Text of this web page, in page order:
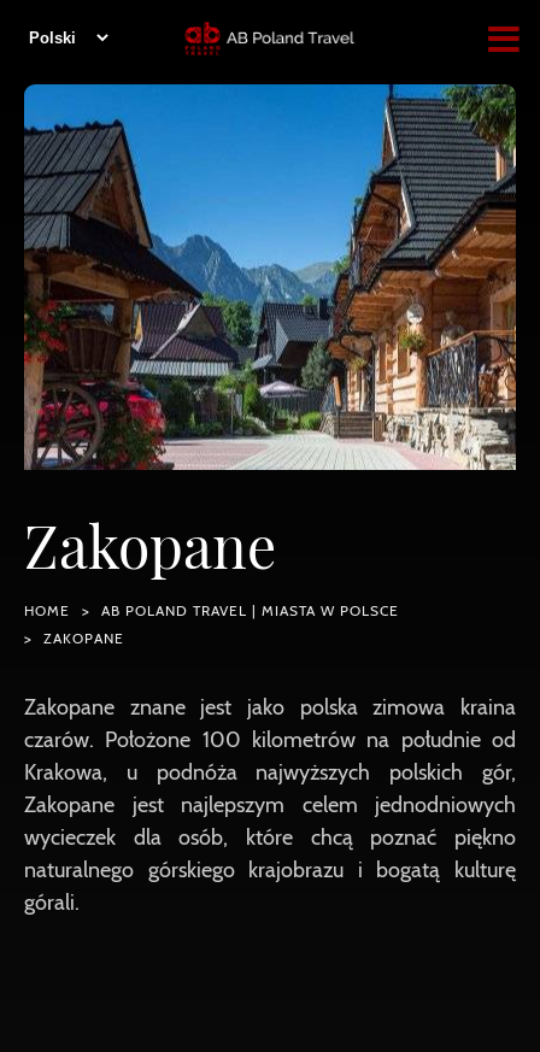
Zakopane
HOME
AB POLAND TRAVEL | MIASTA W POLSCE
ZAKOPANE
Zakopane znane jest jako polska zimowa kraina
czarów. Położone 100 kilometrów na południe od
Krakowa, u podnóża najwyższych polskich gór,
Zakopane jest najlepszym celem jednodniowych
wycieczek dla osób, które chcą poznać piękno
naturalnego górskiego krajobrazu i bogatą kulturę
górali.